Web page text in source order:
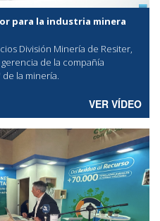
para la industria minera
División Minería de Resiter,
de la compañía
la minería.
VER VÍDEO